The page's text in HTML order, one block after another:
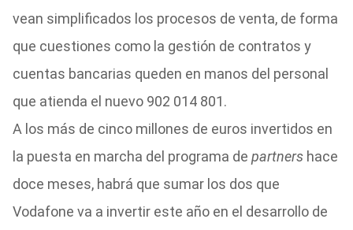
vean simplificados los procesos de venta, de forma
que cuestiones como la gestión de contratos y
cuentas bancarias queden en manos del personal
que atienda el nuevo 902 014 801.
A los más de cinco millones de euros invertidos en
la puesta en marcha del programa de partnershace
doce meses, habrá que sumar los dos que
Vodafone va a invertir este año en el desarrollo de